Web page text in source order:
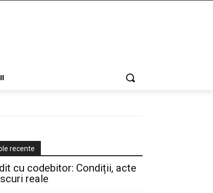
recente
cu codebitor: Condiții, acte
reale